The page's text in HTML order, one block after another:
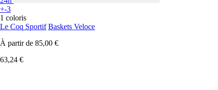
+-3
1 coloris
Le Coq Sportif Baskets Veloce
À partir de 85,00 €
63,24 €